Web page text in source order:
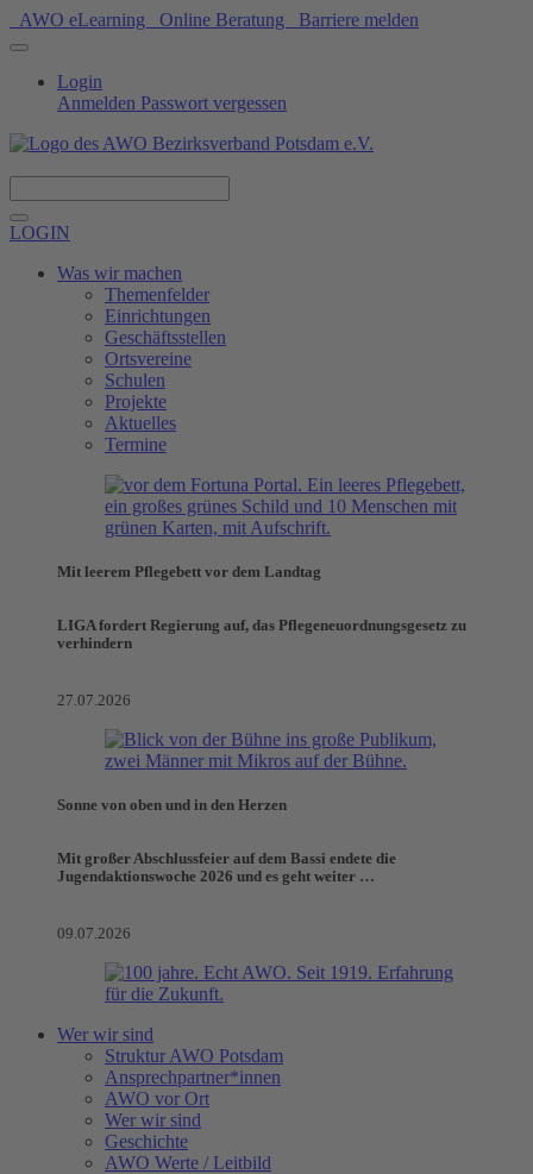
AWO eLearning Online Beratung Barriere melden
Login
Anmelden Passwort vergessen
LOGIN
Was wir machen
Themenfelder
Einrichtungen
Geschäftsstellen
Ortsvereine
Schulen
Projekte
Aktuelles
Termine
Mit leerem Pflegebett vor dem Landtag
LIGA fordert Regierung auf, das Pflegeneuordnungsgesetz zu
verhindern
27.07.2026
Sonne von oben und in den Herzen
Mit großer Abschlussfeier auf dem Bassi endete die
Jugendaktionswoche 2026 und es geht weiter …
09.07.2026
Wer wir sind
Struktur AWO Potsdam
Ansprechpartner*innen
AWO vor Ort
Wer wir sind
Geschichte
AWO Werte / Leitbild